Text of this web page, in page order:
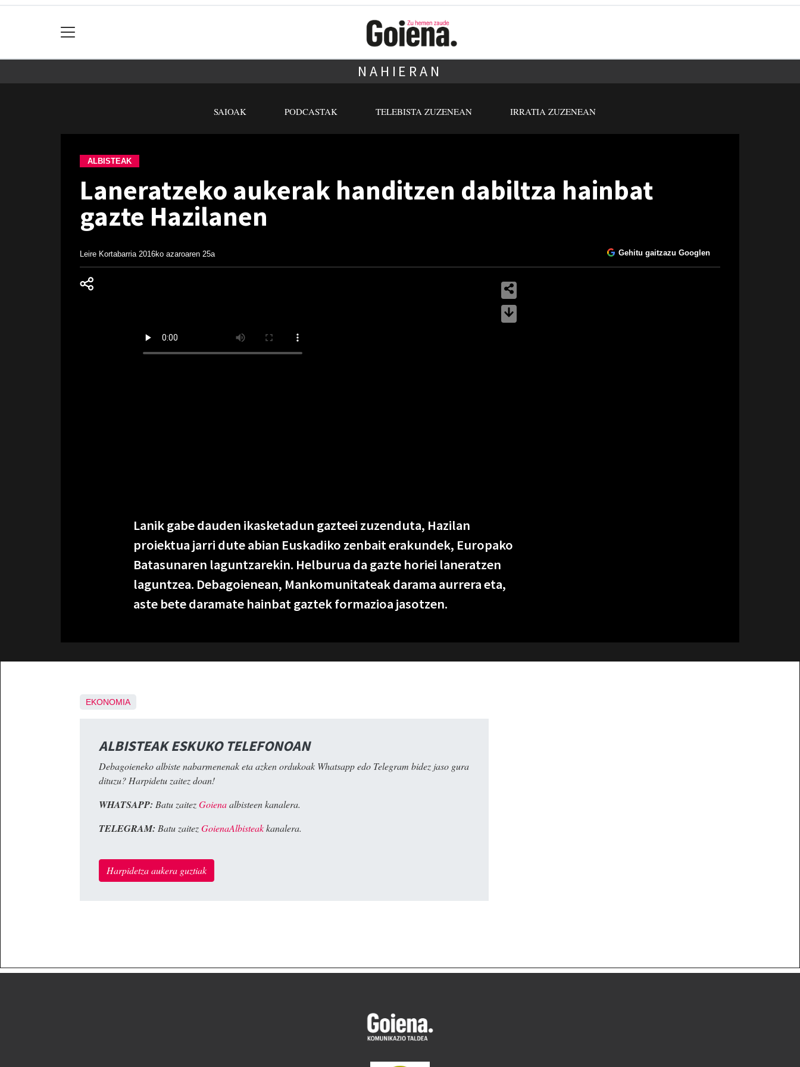
NAHIERAN
SAIOAK PODCASTAK TELEBISTA ZUZENEAN IRRATIA ZUZENEAN
ALBISTEAK
Laneratzeko aukerak handitzen dabiltza hainbat
gazte Hazilanen
Leire Kortabarria 2016ko azaroaren 25a Gehitu gaitzazu Googlen
Lanik gabe dauden ikasketadun gazteei zuzenduta, Hazilan
proiektua jarri dute abian Euskadiko zenbait erakundek, Europako
Batasunaren laguntzarekin. Helburua da gazte horiei laneratzen
laguntzea. Debagoienean, Mankomunitateak darama aurrera eta,
aste bete daramate hainbat gaztek formazioa jasotzen.
EKONOMIA
ALBISTEAK ESKUKO TELEFONOAN
Debagoieneko albiste nabarmenenak eta azken ordukoak Whatsapp edo Telegram bidez jaso gura
dituzu? Harpidetu zaitez doan!
WHATSAPP: Batu zaitezGoienaalbisteen kanalera.
TELEGRAM: Batu zaitezGoienaAlbisteakkanalera.
Harpidetza aukera guztiak